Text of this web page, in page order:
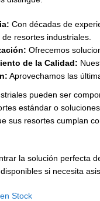
Con décadas de
resortes industriales.
Ofrecemos
de la Calidad:
Aprovechamos las
pueden ser
estándar o
sus resortes cumplan
la solución perfecta
disponibles si necesita
Stock